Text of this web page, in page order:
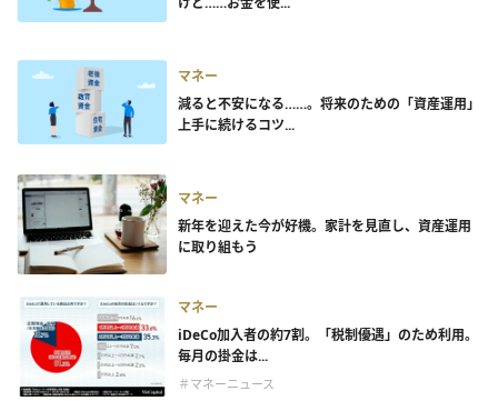
マネー
減ると不安になる……。将来のための「資産運用」
上手に続けるコツ...
マネー
新年を迎えた今が好機。家計を見直し、資産運用
に取り組もう
マネー
iDeCo加入者の約7割。「税制優遇」のため利用。
毎月の掛金は...
＃マネーニュース